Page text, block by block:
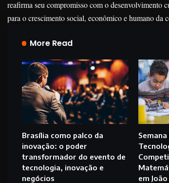
reafirma seu compromisso com o desenvolvimento
para o crescimento social, econômico e humano da
More Read
Brasília como palco da
inovação: o poder
transformador do evento de
tecnologia, inovação e
negócios
em